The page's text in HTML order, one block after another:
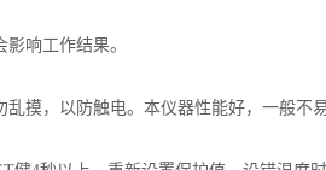
响工作结果。
，以防触电。本仪器性能好，一般不易